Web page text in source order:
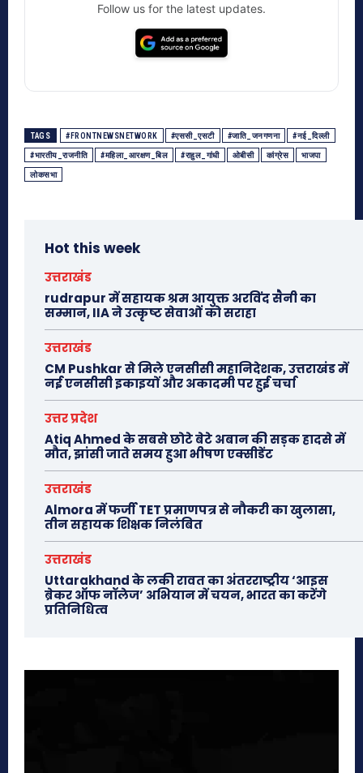
Follow us for the latest updates.
TAGS #FRONTNEWSNETWORK #एससी_एसटी #जाति_जनगणना #नई_दिल्ली
#भारतीय_राजनीति #महिला_आरक्षण_बिल #राहुल_गांधी ओबीसी कांग्रेस भाजपा
लोकसभा
Hot this week
उत्तराखंड
rudrapur में सहायक श्रम आयुक्त अरविंद सैनी का
सम्मान, IIA ने उत्कृष्ट सेवाओं को सराहा
उत्तराखंड
CM Pushkar से मिले एनसीसी महानिदेशक, उत्तराखंड में
नई एनसीसी इकाइयों और अकादमी पर हुई चर्चा
उत्तर प्रदेश
Atiq Ahmed के सबसे छोटे बेटे अबान की सड़क हादसे में
मौत, झांसी जाते समय हुआ भीषण एक्सीडेंट
उत्तराखंड
Almora में फर्जी TET प्रमाणपत्र से नौकरी का खुलासा,
तीन सहायक शिक्षक निलंबित
उत्तराखंड
Uttarakhand के लकी रावत का अंतरराष्ट्रीय ‘आइस
ब्रेकर ऑफ नॉलेज’ अभियान में चयन, भारत का करेंगे
प्रतिनिधित्व